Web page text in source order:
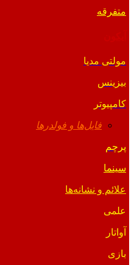
متفرقه
مولتی مدیا
بیزینس
کامپیوتر
فایل‌ها و فولدرها
پرچم
سینما
علائم و نشانه‌ها
علمی
آواتار
بازی